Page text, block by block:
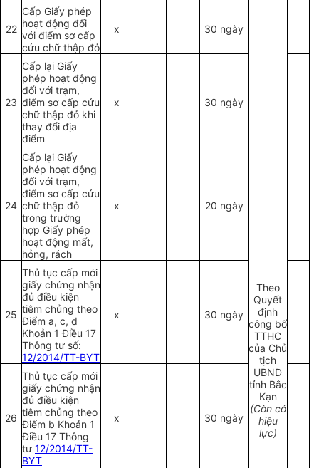
22
Cấp Giấy phép
hoạt động đối
với điểm sơ cấp
cứu chữ thập đỏ
x 30 ngày
23
Cấp lại Giấy
phép hoạt động
đối với trạm,
điểm sơ cấp cứu
chữ thập đỏ khi
thay đổi địa
điểm
x 30 ngày
24
Cấp lại Giấy
phép hoạt động
đối với trạm,
điểm sơ cấp cứu
chữ thập đỏ
trong trường
hợp Giấy phép
hoạt động mất,
hỏng, rách
x 20 ngày
Theo
Quyết
định
công bố
TTHC
của Chủ
tịch
UBND
tỉnh Bắc
Kạn
(Còn có
hiệu
lực)
25
Thủ tục cấp mới
giấy chứng nhận
đủ điều kiện
tiêm chủng theo
Điểm a, c, d
Khoản 1 Điều 17
Thông tư số:
12/2014/TT-BYT
x 30 ngày
26
Thủ tục cấp mới
giấy chứng nhận
đủ điều kiện
tiêm chủng theo
Điểm b Khoản 1
Điều 17 Thông
tư 12/2014/TT-
BYT
x 30 ngày